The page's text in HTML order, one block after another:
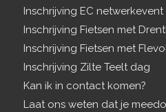
Inschrijving EC netwerkevent
Inschrijving Fietsen met
Inschrijving Fietsen met
Inschrijving Zilte Teelt dag
Kan ik in contact komen?
Laat ons weten dat je